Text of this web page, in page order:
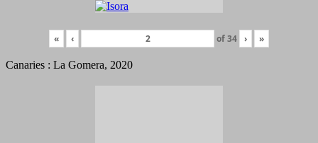
« ‹ of34 › »
Canaries : La Gomera, 2020